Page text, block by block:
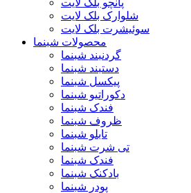
پانچو بلک لایت
شلوارک بلک لایت
سوئیشرت بلک لایت
محصولات شبنما
گردنبند شبنما
دستبند شبنما
پیکسل شبنما
دکوراتیو شبنما
فندک شبنما
ظروف شبنما
تابلو شبنما
تی شرت شبنما
فندک شبنما
بادکنک شبنما
پودر شبنما